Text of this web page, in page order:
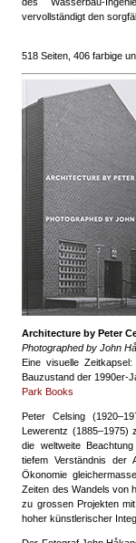
vervollständigt den
518 Seiten, 406 farbige
Architecture by Peter
Photographed by John
Eine visuelle
Bauzustand der 1990er-
Park Books
Peter Celsing
Lewerentz (1885–1975)
die weltweite
tiefem Verständnis der
Ökonomie
Zeiten des Wandels von
zu grossen Projekten
hoher künstlerischer